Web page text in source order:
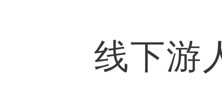
线下游人